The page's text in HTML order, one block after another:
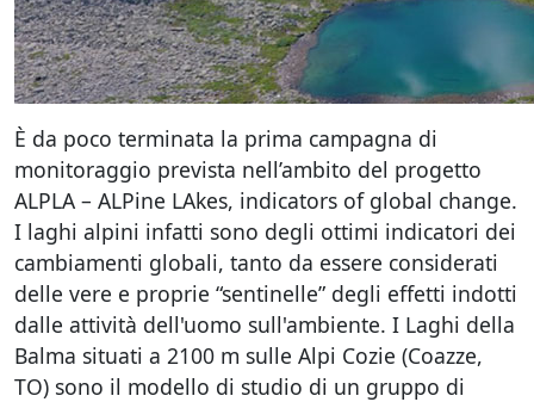
È da poco terminata la prima campagna di
monitoraggio prevista nell’ambito del progetto
ALPLA – ALPine LAkes, indicators of global change.
I laghi alpini infatti sono degli ottimi indicatori dei
cambiamenti globali, tanto da essere considerati
delle vere e proprie “sentinelle” degli effetti indotti
dalle attività dell'uomo sull'ambiente. I Laghi della
Balma situati a 2100 m sulle Alpi Cozie (Coazze,
TO) sono il modello di studio di un gruppo di